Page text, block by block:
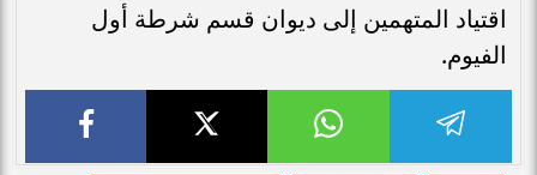
اقتياد المتهمين إلى ديوان قسم شرطة أول
الفيوم.